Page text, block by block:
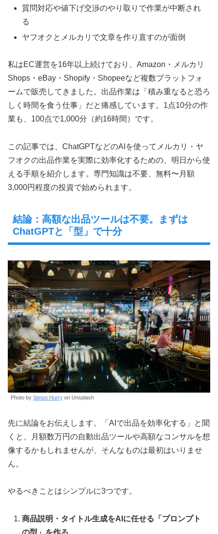
質問対応や値下げ交渉のやり取りで作業が中断され
る
ヤフオクとメルカリで文章を作り直すのが面倒
私はEC運営を16年以上続けており、Amazon・メルカリ
Shops・eBay・Shopify・Shopeeなど複数プラットフォ
ームで販売してきました。出品作業は「積み重なると恐ろ
しく時間を食う仕事」だと痛感しています。1点10分の作
業も、100点で1,000分（約16時間）です。
この記事では、ChatGPTなどのAIを使ってメルカリ・ヤ
フオクの出品作業を実際に効率化するための、明日から使
える手順を紹介します。専門知識は不要、無料〜月額
3,000円程度の投資で始められます。
結論：高額な出品ツールは不要。まずは
ChatGPTと「型」で十分
Photo by Simon Hurry on Unsplash
先に結論をお伝えします。「AIで出品を効率化する」と聞
くと、月額数万円の自動出品ツールや高額なコンサルを想
像するかもしれませんが、そんなものは最初はいりませ
ん。
やるべきことはシンプルに3つです。
商品説明・タイトル生成をAIに任せる「プロンプト